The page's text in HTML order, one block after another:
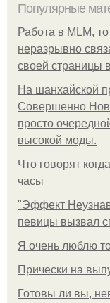
Популярные
Работа в MLM,
неразрывно
своей страницы
На шанхайской
Совершенно
просто
высокой моды.
Что говорят
часы
"Эффект
певицы вызвал
Я очень люблю
Прически на
Готовы ли вы,